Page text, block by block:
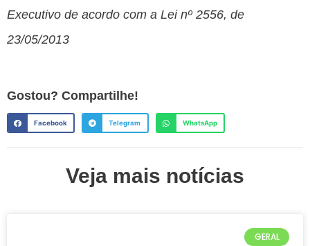
Executivo de acordo com a Lei nº 2556, de
23/05/2013
Gostou? Compartilhe!
Facebook Telegram WhatsApp
Veja mais notícias
GERAL